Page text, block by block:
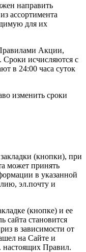
направить
ассортимента
для их
Акции,
Сроки исчисляются с
в 24:00 часа суток
изменить сроки
(кнопки), при
может принять
в указанной
эл.почту и
(кнопке) и ее
сайта становится
в зависимости от
на Сайте и
настоящих Правил.